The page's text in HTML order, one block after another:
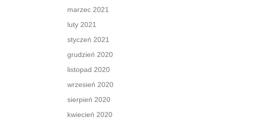
marzec 2021
luty 2021
styczeń 2021
grudzień 2020
listopad 2020
wrzesień 2020
sierpień 2020
kwiecień 2020